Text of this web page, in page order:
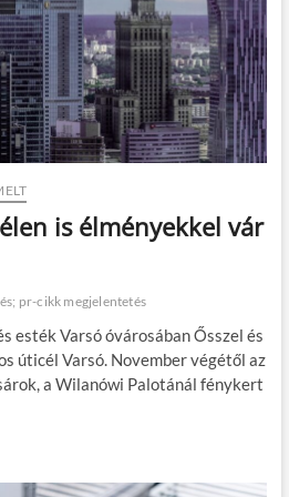
is élményekkel vár
pr-cikk megjelentetés
esték Varsó óvárosában Ősszel és
úticél Varsó. November végétől az
a Wilanówi Palotánál fénykert